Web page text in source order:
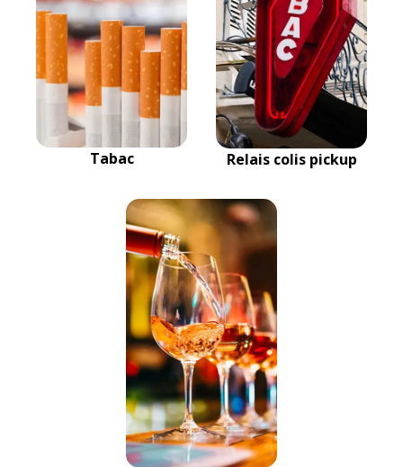
Tabac Relais colis pickup